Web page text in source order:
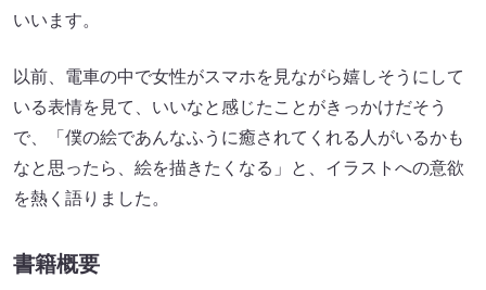
いいます。
以前、電車の中で女性がスマホを見ながら嬉しそうにして
いる表情を見て、いいなと感じたことがきっかけだそう
で、「僕の絵であんなふうに癒されてくれる人がいるかも
なと思ったら、絵を描きたくなる」と、イラストへの意欲
を熱く語りました。
書籍概要